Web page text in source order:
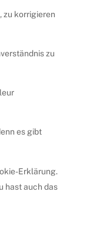
zu korrigieren
zu
es gibt
Erklärung.
hast auch das